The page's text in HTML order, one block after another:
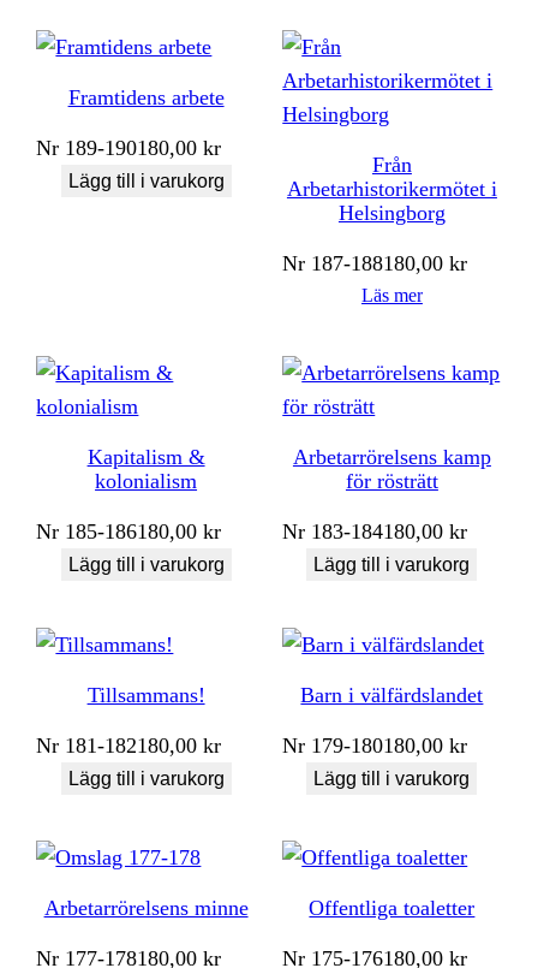
Framtidens arbete
Nr 189-190180,00kr
Lägg till i varukorg
Från
Arbetarhistorikermötet i
Helsingborg
Nr 187-188180,00kr
Läs mer
Kapitalism &
kolonialism
Nr 185-186180,00kr
Lägg till i varukorg
Arbetarrörelsens kamp
för rösträtt
Nr 183-184180,00kr
Lägg till i varukorg
Tillsammans!
Nr 181-182180,00kr
Lägg till i varukorg
Barn i välfärdslandet
Nr 179-180180,00kr
Lägg till i varukorg
Arbetarrörelsens minne
Nr 177-178180,00kr
Offentliga toaletter
Nr 175-176180,00kr